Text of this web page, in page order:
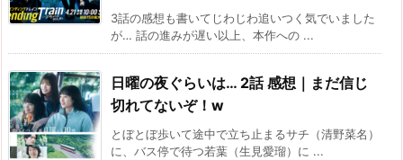
3話の感想も書いてじわじわ追いつく気でいました
が… 話の進みが遅い以上、本作への ...
日曜の夜ぐらいは… 2話 感想｜まだ信じ
切れてないぞ！w
とぼとぼ歩いて途中で立ち止まるサチ（清野菜名）
に、バス停で待つ若葉（生見愛瑠）に ...